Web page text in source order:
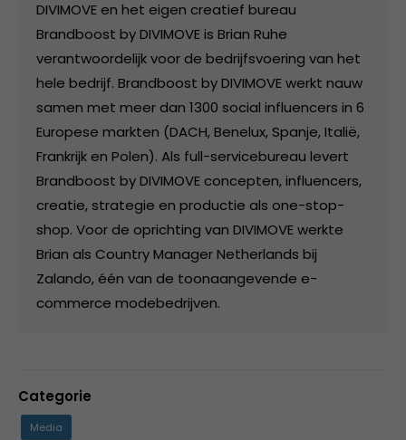
DIVIMOVE en het eigen creatief bureau
Brandboost by DIVIMOVE is Brian Ruhe
verantwoordelijk voor de bedrijfsvoering van het
hele bedrijf. Brandboost by DIVIMOVE werkt nauw
samen met meer dan 1300 social influencers in 6
Europese markten (DACH, Benelux, Spanje, Italië,
Frankrijk en Polen). Als full-servicebureau levert
Brandboost by DIVIMOVE concepten, influencers,
creatie, strategie en productie als one-stop-
shop. Voor de oprichting van DIVIMOVE werkte
Brian als Country Manager Netherlands bij
Zalando, één van de toonaangevende e-
commerce modebedrijven.
Categorie
Media